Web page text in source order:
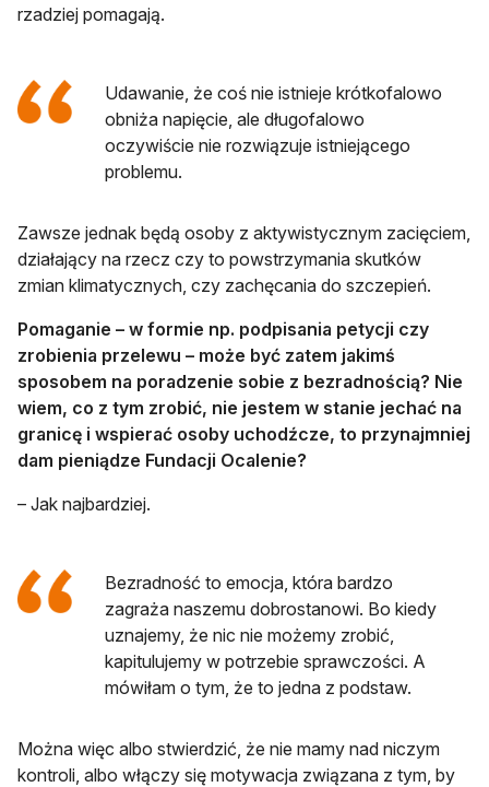
rzadziej pomagają.
Udawanie, że coś nie istnieje krótkofalowo
obniża napięcie, ale długofalowo
oczywiście nie rozwiązuje istniejącego
problemu.
Zawsze jednak będą osoby z aktywistycznym zacięciem,
działający na rzecz czy to powstrzymania skutków
zmian klimatycznych, czy zachęcania do szczepień.
Pomaganie – w formie np. podpisania petycji czy
zrobienia przelewu – może być zatem jakimś
sposobem na poradzenie sobie z bezradnością? Nie
wiem, co z tym zrobić, nie jestem w stanie jechać na
granicę i wspierać osoby uchodźcze, to przynajmniej
dam pieniądze Fundacji Ocalenie?
– Jak najbardziej.
Bezradność to emocja, która bardzo
zagraża naszemu dobrostanowi. Bo kiedy
uznajemy, że nic nie możemy zrobić,
kapitulujemy w potrzebie sprawczości. A
mówiłam o tym, że to jedna z podstaw.
Można więc albo stwierdzić, że nie mamy nad niczym
kontroli, albo włączy się motywacja związana z tym, by